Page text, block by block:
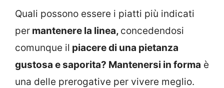
Quali possono essere i piatti più indicati
per mantenere la linea, concedendosi
comunque il piacere di una pietanza
gustosa e saporita? Mantenersi in forma è
una delle prerogative per vivere meglio.